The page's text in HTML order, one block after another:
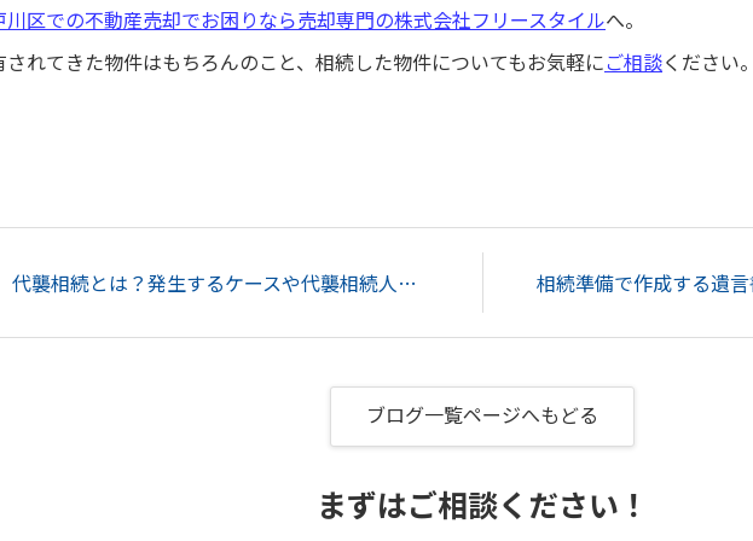
川区での不動産売却でお困りなら売却専門の株式会社フリースタイルへ。
されてきた物件はもちろんのこと、相続した物件についてもお気軽にご相談ください。
代襲相続とは？発生するケースや代襲相続人となる範囲を解説...
ブログ一覧ページへもどる
まずはご相談ください！